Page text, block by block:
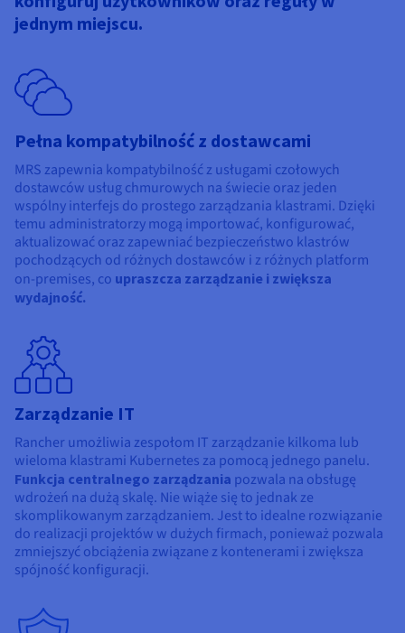
jednym miejscu.
Pełna kompatybilność z dostawcami
MRS zapewnia kompatybilność z usługami czołowych
dostawców usług chmurowych na świecie oraz jeden
wspólny interfejs do prostego zarządzania klastrami. Dzięki
temu administratorzy mogą importować, konfigurować,
aktualizować oraz zapewniać bezpieczeństwo klastrów
pochodzących od różnych dostawców i z różnych platform
on-premises, co upraszcza zarządzanie i zwiększa
wydajność.
Zarządzanie IT
Rancher umożliwia zespołom IT zarządzanie kilkoma lub
wieloma klastrami Kubernetes za pomocą jednego panelu.
Funkcja centralnego zarządzania pozwala na obsługę
wdrożeń na dużą skalę. Nie wiąże się to jednak ze
skomplikowanym zarządzaniem. Jest to idealne rozwiązanie
do realizacji projektów w dużych firmach, ponieważ pozwala
zmniejszyć obciążenia związane z kontenerami i zwiększa
spójność konfiguracji.